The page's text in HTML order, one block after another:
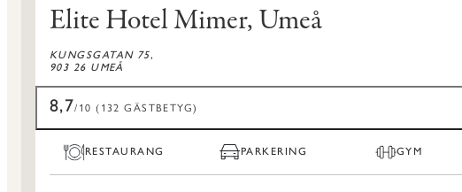
Elite Hotel Mimer, Umeå
KUNGSGATAN 75,
903 26 UMEÅ
8,7/10 (132 GÄSTBETYG)
RESTAURANG PARKERING GYM